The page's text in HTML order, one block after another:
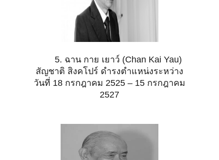
5. ฉาน กาย เยาว์ (Chan Kai Yau)
สัญชาติ สิงคโปร์ ดำรงตำแหน่งระหว่าง
วันที่ 18 กรกฎาคม 2525 – 15 กรกฎาคม
2527